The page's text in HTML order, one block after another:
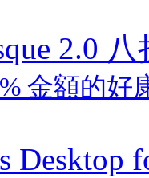
2.0
金額的好
Desktop